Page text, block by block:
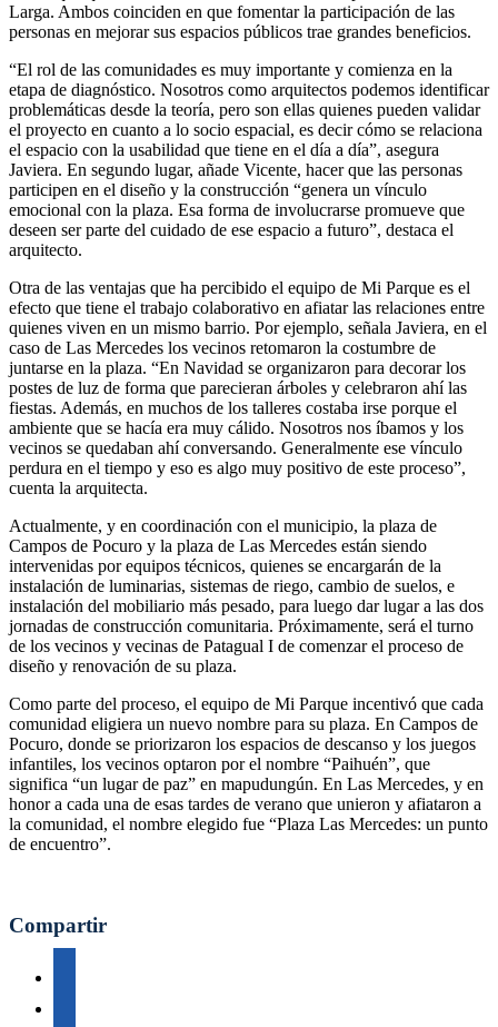
Larga. Ambos coinciden en que fomentar la participación de las
personas en mejorar sus espacios públicos trae grandes beneficios.
“El rol de las comunidades es muy importante y comienza en la
etapa de diagnóstico. Nosotros como arquitectos podemos identificar
problemáticas desde la teoría, pero son ellas quienes pueden validar
el proyecto en cuanto a lo socio espacial, es decir cómo se relaciona
el espacio con la usabilidad que tiene en el día a día”, asegura
Javiera. En segundo lugar, añade Vicente, hacer que las personas
participen en el diseño y la construcción “genera un vínculo
emocional con la plaza. Esa forma de involucrarse promueve que
deseen ser parte del cuidado de ese espacio a futuro”, destaca el
arquitecto.
Otra de las ventajas que ha percibido el equipo de Mi Parque es el
efecto que tiene el trabajo colaborativo en afiatar las relaciones entre
quienes viven en un mismo barrio. Por ejemplo, señala Javiera, en el
caso de Las Mercedes los vecinos retomaron la costumbre de
juntarse en la plaza. “En Navidad se organizaron para decorar los
postes de luz de forma que parecieran árboles y celebraron ahí las
fiestas. Además, en muchos de los talleres costaba irse porque el
ambiente que se hacía era muy cálido. Nosotros nos íbamos y los
vecinos se quedaban ahí conversando. Generalmente ese vínculo
perdura en el tiempo y eso es algo muy positivo de este proceso”,
cuenta la arquitecta.
Actualmente, y en coordinación con el municipio, la plaza de
Campos de Pocuro y la plaza de Las Mercedes están siendo
intervenidas por equipos técnicos, quienes se encargarán de la
instalación de luminarias, sistemas de riego, cambio de suelos, e
instalación del mobiliario más pesado, para luego dar lugar a las dos
jornadas de construcción comunitaria. Próximamente, será el turno
de los vecinos y vecinas de Patagual I de comenzar el proceso de
diseño y renovación de su plaza.
Como parte del proceso, el equipo de Mi Parque incentivó que cada
comunidad eligiera un nuevo nombre para su plaza. En Campos de
Pocuro, donde se priorizaron los espacios de descanso y los juegos
infantiles, los vecinos optaron por el nombre “Paihuén”, que
significa “un lugar de paz” en mapudungún. En Las Mercedes, y en
honor a cada una de esas tardes de verano que unieron y afiataron a
la comunidad, el nombre elegido fue “Plaza Las Mercedes: un punto
de encuentro”.
Compartir